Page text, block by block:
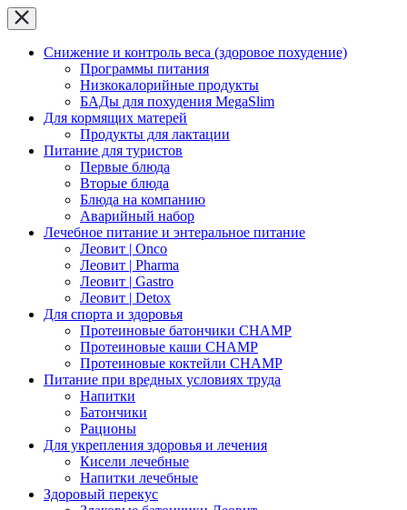
Снижение и контроль веса (здоровое похудение)
Программы питания
Низкокалорийные продукты
БАДы для похудения MegaSlim
Для кормящих матерей
Продукты для лактации
Питание для туристов
Первые блюда
Вторые блюда
Блюда на компанию
Аварийный набор
Лечебное питание и энтеральное питание
Леовит | Onco
Леовит | Pharma
Леовит | Gastro
Леовит | Detox
Для спорта и здоровья
Протеиновые батончики CHAMP
Протеиновые каши CHAMP
Протеиновые коктейли CHAMP
Питание при вредных условиях труда
Напитки
Батончики
Рационы
Для укрепления здоровья и лечения
Кисели лечебные
Напитки лечебные
Здоровый перекус